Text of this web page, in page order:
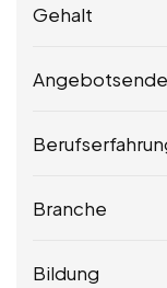
Gehalt
Angebotsende
Branche
Bildung